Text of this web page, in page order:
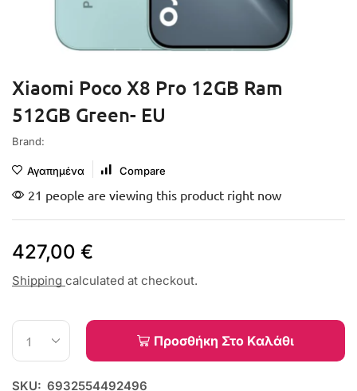
Xiaomi Poco X8 Pro 12GB Ram
512GB Green- EU
Brand:
Αγαπημένα Compare
21 people are viewing this product right now
427,00 €
Shipping calculated at checkout.
Προσθήκη Στο Καλάθι
SKU: 6932554492496